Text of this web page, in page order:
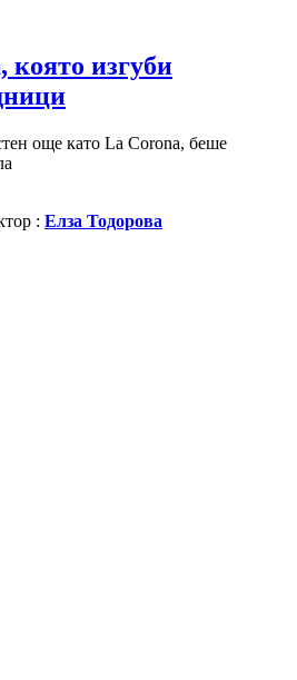
която изгуби
още като La Corona, беше
: Елза Тодорова